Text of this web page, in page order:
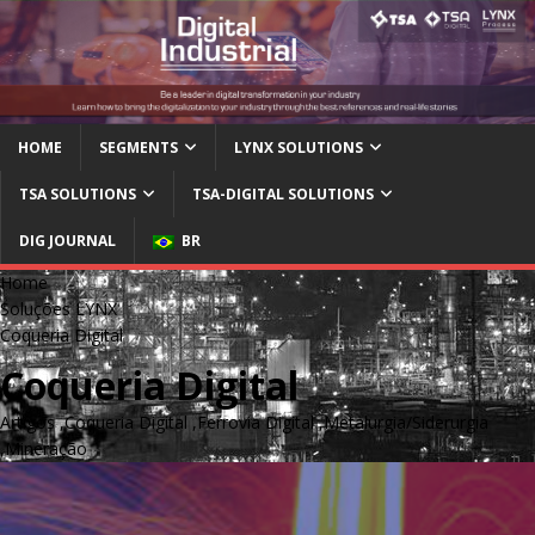
HOME SEGMENTS LYNX SOLUTIONS
TSA SOLUTIONS TSA-DIGITAL SOLUTIONS
DIG JOURNAL BR
Home
Soluções LYNX
Coqueria Digital
Coqueria Digital
Artigos,Coqueria Digital,Ferrovia Digital,Metalurgia/Siderurgia
,Mineração